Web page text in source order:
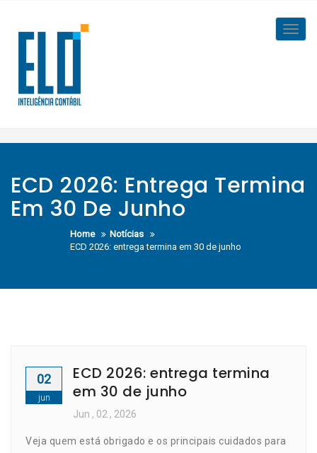
content
ECD 2026: Entrega Termina
Em 30 De Junho
Home
Notícias
ECD 2026: entrega termina em 30 de junho
02
jun
ECD 2026: entrega termina
em 30 de junho
Jun , 02 , 2026
Veja quem está obrigado e os principais cuidados para